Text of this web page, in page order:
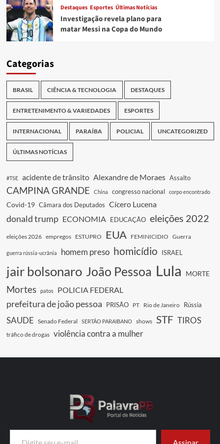
Destaques Esportes Últimas Notícias
Investigação revela plano para
matar Messi na Copa do Mundo
Categorias
BRASIL CIÊNCIA & TECNOLOGIA DESTAQUES
ENTRETENIMENTO & VARIEDADES ESPORTES
INTERNACIONAL PARAÍBA POLICIAL UNCATEGORIZED
ÚLTIMAS NOTÍCIAS
#TSE acidente de trânsito Alexandre de Moraes Assalto
CAMPINA GRANDE China congresso nacional corpo encontrado
Covid-19 Câmara dos Deputados Cícero Lucena
donald trump ECONOMIA EDUCAÇÃO eleições 2022
eleições 2026 empregos ESTUPRO EUA FEMINICIDIO Guerra
guerra rússia-ucrânia homem preso homicídio ISRAEL
jair bolsonaro João Pessoa Lula MORTE
Mortes patos POLICIA FEDERAL
prefeitura de joão pessoa PRISÃO PT Rio de Janeiro Rússia
SAUDE Senado Federal SERTÃO PARAIBANO shows STF TIROS
tráfico de drogas violência contra a mulher
Digite seu e-mail…